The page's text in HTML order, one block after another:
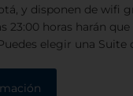
y disponen de wifi
23:00 horas harán
elegir una Suite